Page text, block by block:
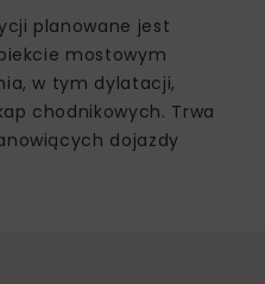
planowane jest
mostowym
w tym dylatacji,
chodnikowych. Trwa
dojazdy